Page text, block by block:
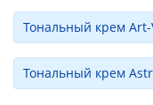
Тональный крем Art-
Тональный крем